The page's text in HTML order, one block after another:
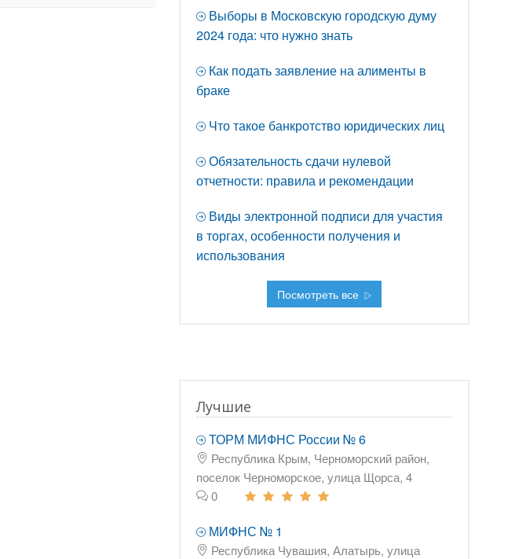
Выборы в Московскую городскую думу
2024 года: что нужно знать
Как подать заявление на алименты в
браке
Что такое банкротство юридических лиц
Обязательность сдачи нулевой
отчетности: правила и рекомендации
Виды электронной подписи для участия
в торгах, особенности получения и
использования
Посмотреть все
Лучшие
ТОРМ МИФНС России № 6
Республика Крым, Черноморский район,
поселок Черноморское, улица Щорса, 4
0
МИФНС № 1
Республика Чувашия, Алатырь, улица